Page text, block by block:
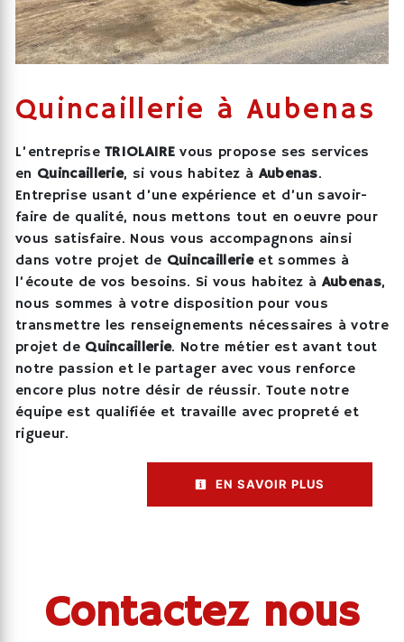
Quincaillerie à Aubenas
L’entrepriseTRIOLAIRE vous propose ses services
en Quincaillerie, si vous habitez à Aubenas.
Entreprise usant d’une expérience et d’un savoir-
faire de qualité, nous mettons tout en oeuvre pour
vous satisfaire. Nous vous accompagnons ainsi
dans votre projet de Quincaillerieet sommes à
l’écoute de vos besoins. Si vous habitez à Aubenas,
nous sommes à votre disposition pour vous
transmettre les renseignements nécessaires à votre
projet de Quincaillerie. Notre métier est avant tout
notre passion et le partager avec vous renforce
encore plus notre désir de réussir. Toute notre
équipe est qualifiée et travaille avec propreté et
rigueur.
EN SAVOIR PLUS
Contactez nous